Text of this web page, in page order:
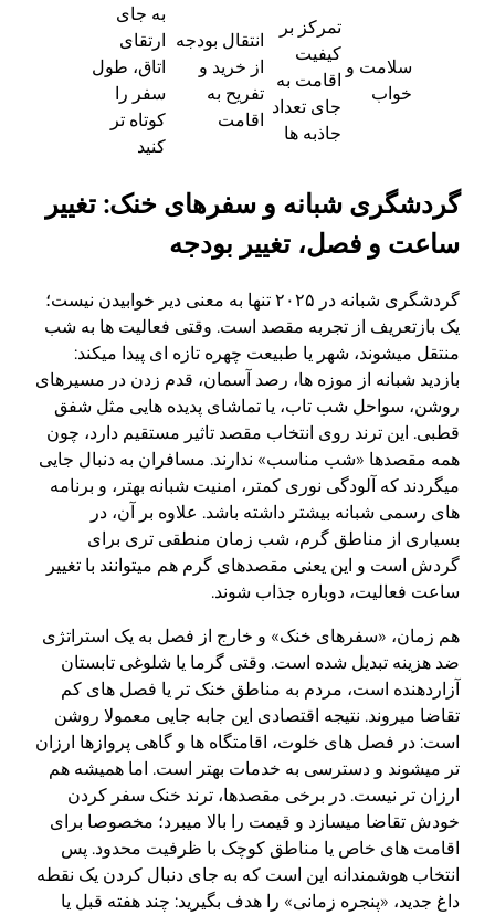
سلامت و
خواب
تمرکز بر
کیفیت
اقامت به
جای تعداد
جاذبه ها
انتقال بودجه
از خرید و
تفریح به
اقامت
به جای
ارتقای
اتاق، طول
سفر را
کوتاه تر
کنید
گردشگری شبانه و سفرهای خنک: تغییر
ساعت و فصل، تغییر بودجه
گردشگری شبانه در ۲۰۲۵ تنها به معنی دیر خوابیدن نیست؛
یک بازتعریف از تجربه مقصد است. وقتی فعالیت ها به شب
منتقل میشوند، شهر یا طبیعت چهره تازه ای پیدا میکند:
بازدید شبانه از موزه ها، رصد آسمان، قدم زدن در مسیرهای
روشن، سواحل شب تاب، یا تماشای پدیده هایی مثل شفق
قطبی. این ترند روی انتخاب مقصد تاثیر مستقیم دارد، چون
همه مقصدها «شب مناسب» ندارند. مسافران به دنبال جایی
میگردند که آلودگی نوری کمتر، امنیت شبانه بهتر، و برنامه
های رسمی شبانه بیشتر داشته باشد. علاوه بر آن، در
بسیاری از مناطق گرم، شب زمان منطقی تری برای
گردش است و این یعنی مقصدهای گرم هم میتوانند با تغییر
ساعت فعالیت، دوباره جذاب شوند.
هم زمان، «سفرهای خنک» و خارج از فصل به یک استراتژی
ضد هزینه تبدیل شده است. وقتی گرما یا شلوغی تابستان
آزاردهنده است، مردم به مناطق خنک تر یا فصل های کم
تقاضا میروند. نتیجه اقتصادی این جابه جایی معمولا روشن
است: در فصل های خلوت، اقامتگاه ها و گاهی پروازها ارزان
تر میشوند و دسترسی به خدمات بهتر است. اما همیشه هم
ارزان تر نیست. در برخی مقصدها، ترند خنک سفر کردن
خودش تقاضا میسازد و قیمت را بالا میبرد؛ مخصوصا برای
اقامت های خاص یا مناطق کوچک با ظرفیت محدود. پس
انتخاب هوشمندانه این است که به جای دنبال کردن یک نقطه
داغ جدید، «پنجره زمانی» را هدف بگیرید: چند هفته قبل یا